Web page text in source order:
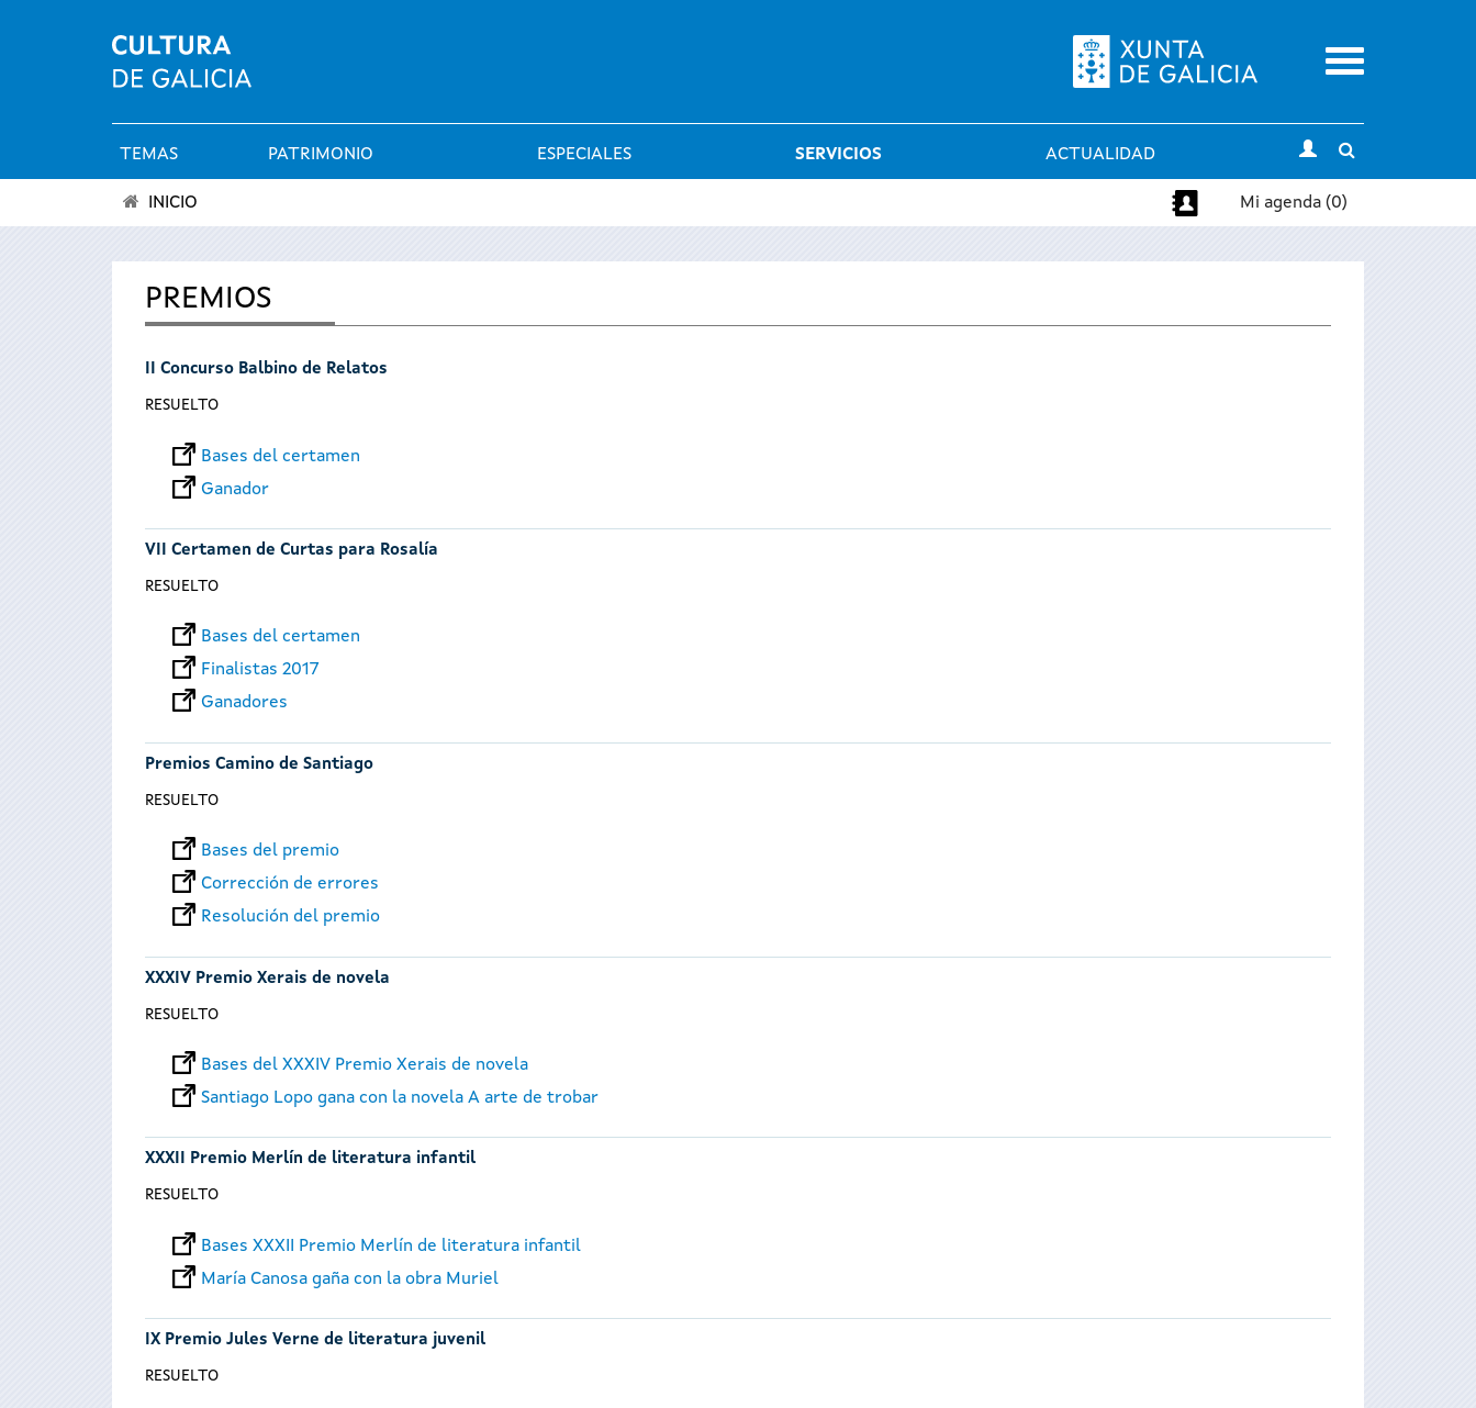
Menu
Menú
principal
TEMAS PATRIMONIO ESPECIALES SERVICIOS ACTUALIDAD
search
encuentra
aquí
INICIO Mi agenda (0)
PREMIOS
II Concurso Balbino de Relatos
RESUELTO
Bases del certamen
Ganador
VII Certamen de Curtas para Rosalía
RESUELTO
Bases del certamen
Finalistas 2017
Ganadores
Premios Camino de Santiago
RESUELTO
Bases del premio
Corrección de errores
Resolución del premio
XXXIV Premio Xerais de novela
RESUELTO
Bases del XXXIV Premio Xerais de novela
Santiago Lopo gana con la novela A arte de trobar
XXXII Premio Merlín de literatura infantil
RESUELTO
Bases XXXII Premio Merlín de literatura infantil
María Canosa gaña con la obra Muriel
IX Premio Jules Verne de literatura juvenil
RESUELTO